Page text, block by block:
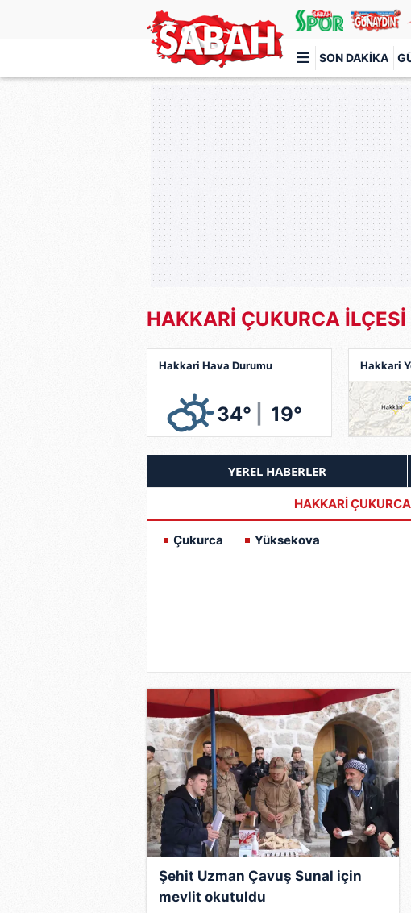
SON DAKIKA
Türkiye'nin en iyi haber sitesi
HAKKARİ ÇUKURCA İLÇESİ
Hakkari Hava Durumu
34° 19°
Hakkari
YEREL HABERLER
HAKKARİ
Çukurca Yüksekova
Şehit Uzman Çavuş Sunal için
mevlit okutuldu